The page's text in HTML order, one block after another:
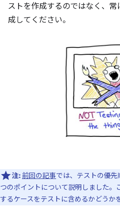
ストを作成するのではなく、
成してください。
注: 前回の記事では、テストの優先
つのポイントについて説明しました。
するケースをテストに含めるかどうか